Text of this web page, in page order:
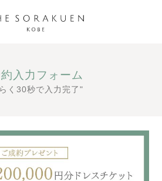
入力フォーム
く30秒で入力完了"